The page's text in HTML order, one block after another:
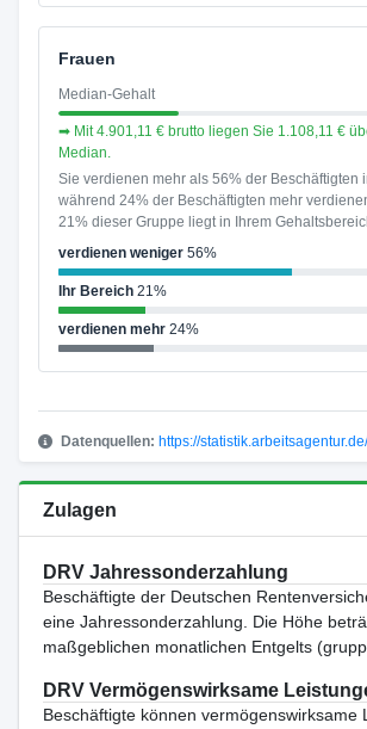
Frauen
Median-Gehalt
➡ Mit 4.901,11 € brutto liegen Sie 1.108,11 €
Median.
Sie verdienen mehr als 56% der Beschäftigten
während 24% der Beschäftigten mehr
21% dieser Gruppe liegt in Ihrem
verdienen weniger56%
Ihr Bereich21%
verdienen mehr24%
Datenquellen: https://
Zulagen
DRV Jahressonderzahlung
Beschäftigte der Deutschen
eine Jahressonderzahlung. Die Höhe
maßgeblichen monatlichen Entgelts
DRV Vermögenswirksame
Beschäftigte können vermögenswirksame